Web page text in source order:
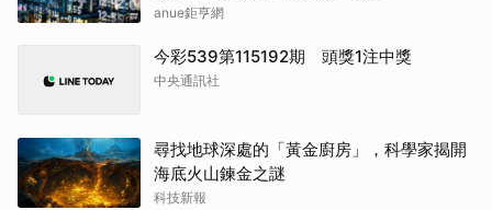
anue鉅亨網
今彩539第115192期 頭獎1注中獎
中央通訊社
尋找地球深處的「黃金廚房」，科學家揭開
海底火山鍊金之謎
科技新報